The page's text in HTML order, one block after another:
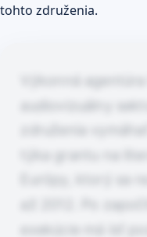
tohto združenia.
Výkonná
až 2012. Po